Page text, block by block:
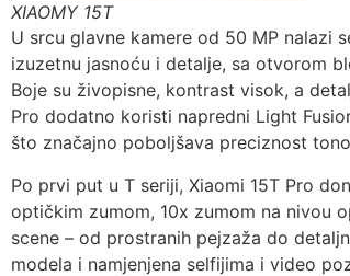
XIAOMY 15T
U srcu glavne kamere od 50 MP nalazi
izuzetnu jasnoću i detalje, sa otvorom
Boje su živopisne, kontrast visok, a
Pro dodatno koristi napredni Light
što značajno poboljšava preciznost
Po prvi put u T seriji, Xiaomi 15T Pro
optičkim zumom, 10x zumom na nivou
scene – od prostranih pejzaža do
modela i namjenjena selfijima i video